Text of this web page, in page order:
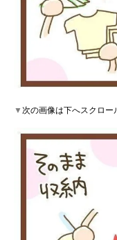
▼次の画像は下へスクロー